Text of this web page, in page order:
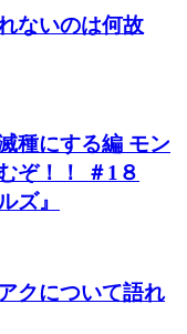
ないのは何故
種にする編 モン
ぞ！！ ＃1８
ズ』
クについて語れ